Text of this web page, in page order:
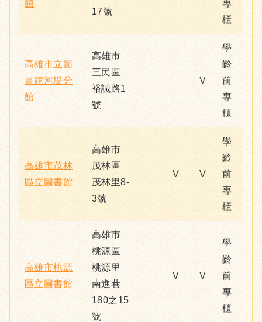
館
17號
專
櫃
高雄市立圖
書館河堤分
館
高雄市
三民區
裕誠路1
號
V
學
齡
前
專
櫃
高雄市茂林
區立圖書館
高雄市
茂林區
茂林里8-
3號
V V
學
齡
前
專
櫃
高雄市桃源
區立圖書館
高雄市
桃源區
桃源里
南進巷
180之15
號
V V
學
齡
前
專
櫃